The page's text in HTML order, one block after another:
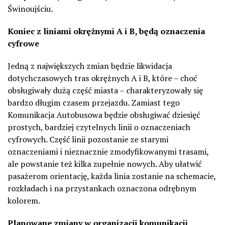
Świnoujściu.
Koniec z liniami okrężnymi A i B, będą oznaczenia
cyfrowe
Jedną z największych zmian będzie likwidacja
dotychczasowych tras okrężnych A i B, które – choć
obsługiwały dużą część miasta – charakteryzowały się
bardzo długim czasem przejazdu. Zamiast tego
Komunikacja Autobusowa będzie obsługiwać dziesięć
prostych, bardziej czytelnych linii o oznaczeniach
cyfrowych. Część linii pozostanie ze starymi
oznaczeniami i nieznacznie zmodyfikowanymi trasami,
ale powstanie też kilka zupełnie nowych. Aby ułatwić
pasażerom orientację, każda linia zostanie na schemacie,
rozkładach i na przystankach oznaczona odrębnym
kolorem.